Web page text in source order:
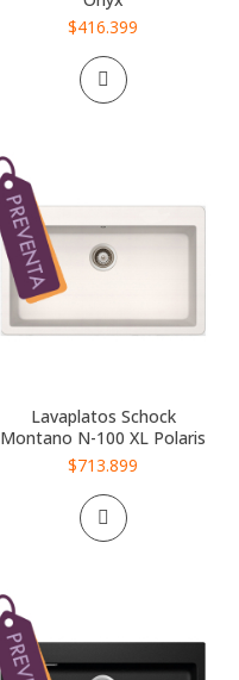
$416.399
Lavaplatos Schock
Montano N-100 XL Polaris
$713.899